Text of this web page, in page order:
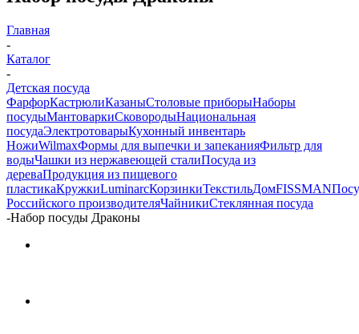
Главная
-
Каталог
-
Детская посуда
ФарфорКастрюлиКазаныСтоловые приборыНаборы
посудыМантоваркиСковородыНациональная
посудаЭлектротоварыКухонный инвентарь
НожиWilmaxФормы для выпечки и запеканияФильтр для
водыЧашки из нержавеющей сталиПосуда из
дереваПродукция из пищевого
пластикаКружкиLuminarcКорзинкиТекстильДомFISSMAN
Российского производителяЧайникиСтеклянная посуда
-Набор посуды Драконы